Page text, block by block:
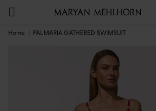
Home PALMARIA GATHERED SWIMSUIT